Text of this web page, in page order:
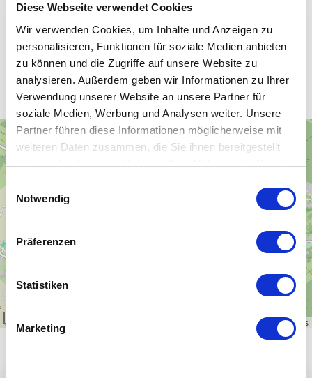
Diese Webseite verwendet Cookies
Wir verwenden Cookies, um Inhalte und Anzeigen zu
personalisieren, Funktionen für soziale Medien anbieten
zu können und die Zugriffe auf unsere Website zu
analysieren. Außerdem geben wir Informationen zu Ihrer
Verwendung unserer Website an unsere Partner für
soziale Medien, Werbung und Analysen weiter. Unsere
Partner führen diese Informationen möglicherweise mit
weiteren Daten zusammen, die Sie ihnen bereitgestellt
haben oder die sie im Rahmen Ihrer Nutzung der Dienste
Einwilligungsauswahl
Notwendig
Präferenzen
Statistiken
Marketing
Unsere WLAN-Hotspots in
Hermsdorf / Erzgebirge
+
OpenStreetMapcontributors